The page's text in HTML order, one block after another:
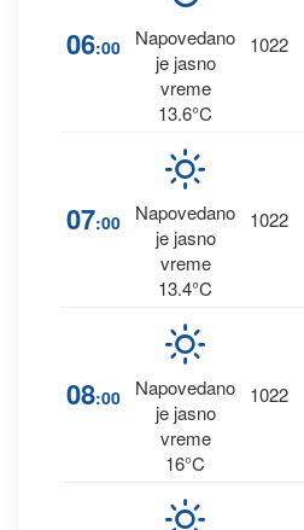
06:00
Napovedano
je jasno
vreme
13.6°C
1022
07:00
Napovedano
je jasno
vreme
13.4°C
1022
08:00
Napovedano
je jasno
vreme
16°C
1022